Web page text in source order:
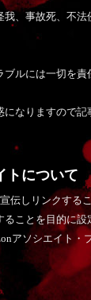
、事故死、不
ルには一切を責
なりますので記
トについて
伝しリンクする
ことを目的に
アソシエイト・